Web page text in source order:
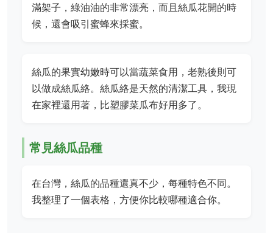
滿架子，綠油油的非常漂亮，而且絲瓜花開的時
候，還會吸引蜜蜂來採蜜。
絲瓜的果實幼嫩時可以當蔬菜食用，老熟後則可
以做成絲瓜絡。絲瓜絡是天然的清潔工具，我現
在家裡還用著，比塑膠菜瓜布好用多了。
常見絲瓜品種
在台灣，絲瓜的品種還真不少，每種特色不同。
我整理了一個表格，方便你比較哪種適合你。